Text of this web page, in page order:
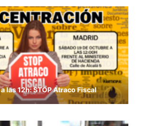
las 12h: STOP Atraco Fiscal